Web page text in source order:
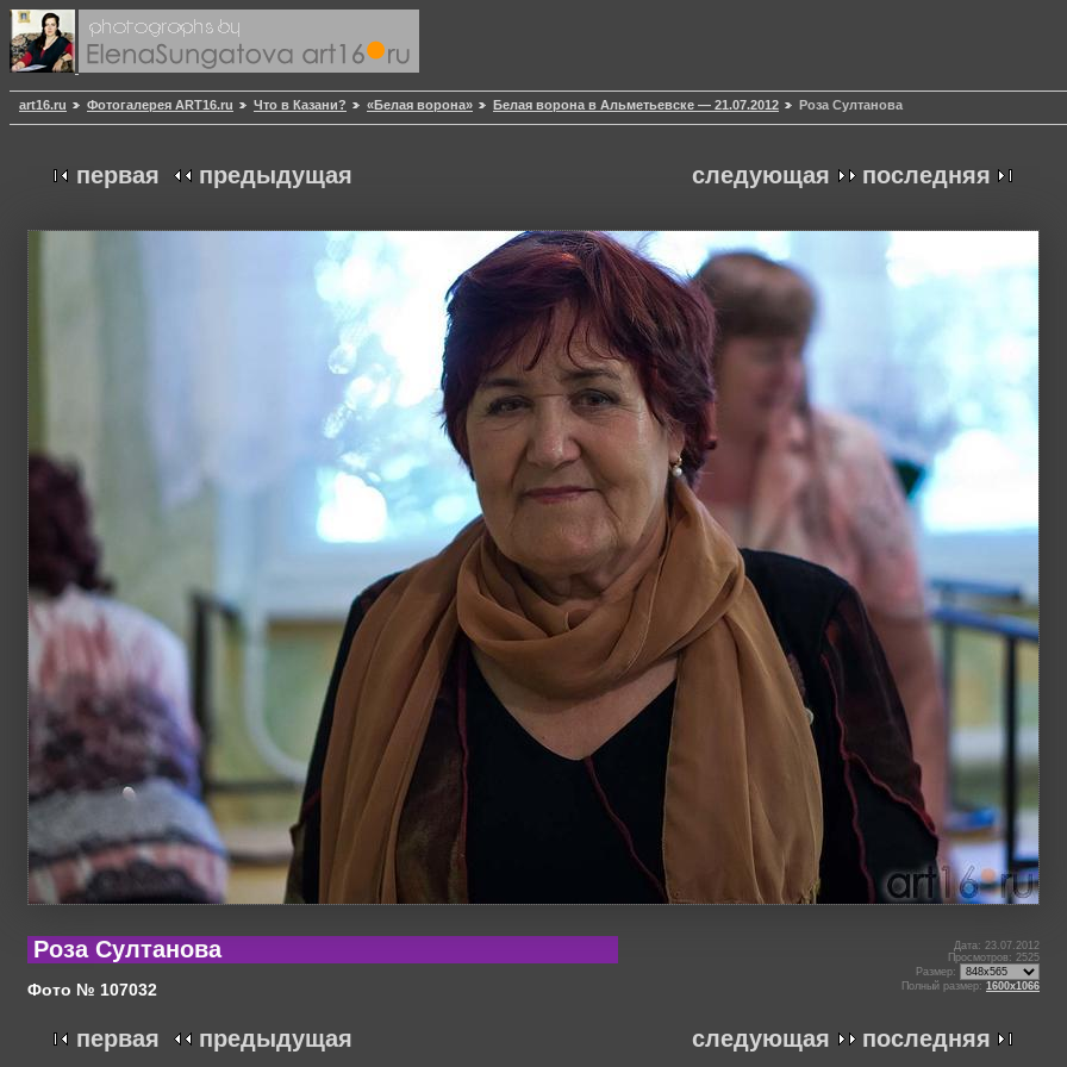
art16.ru Фотогалерея ART16.ru Что в Казани? «Белая ворона» Белая ворона в Альметьевске — 21.07.2012 Роза Султанова
следующая последняя
первая предыдущая
Роза Султанова
Фото № 107032
Дата: 23.07.2012
Просмотров: 2525
Размер:
Полный размер: 1600x1066
следующая последняя
первая предыдущая